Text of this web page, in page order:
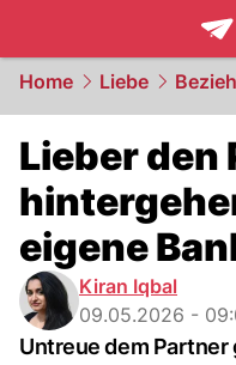
Home Liebe
Lieber den
eigene
Kiran Iqbal
09.05.2026 -
Untreue dem